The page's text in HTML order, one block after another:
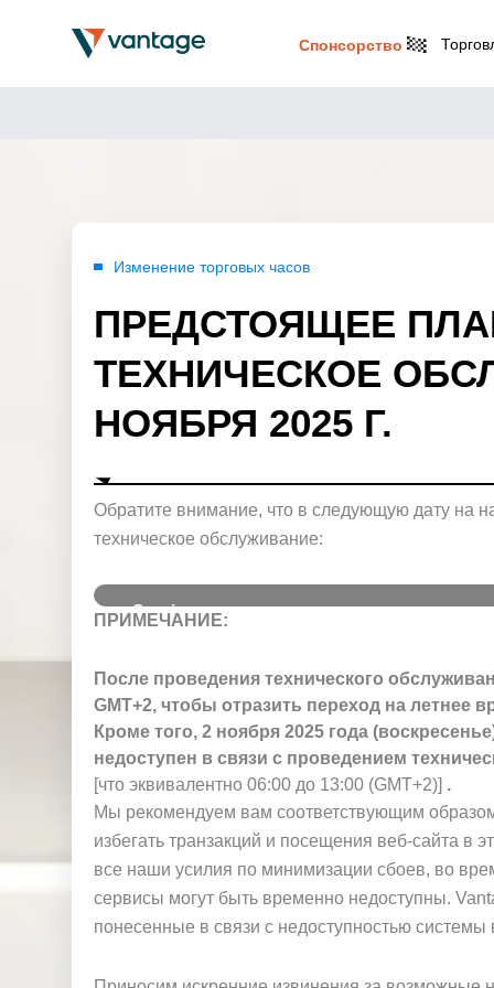
Спонсорство
Изменение торговых часов
ПРЕДСТОЯЩЕЕ
ТЕХНИЧЕСКОЕ
НОЯБРЯ 2025 Г.
Обратите внимание, что в следующую дату на
техническое обслуживание:
Services
Affected
MT4 and MT5
platforms
2 November 2025
(Sunday)
ПРИМЕЧАНИЕ:
После проведения технического
GMT+2, чтобы отразить переход на летнее
Кроме того, 2 ноября 2025 года
недоступен в связи с проведением
[что эквивалентно 06:00 до 13:00 (GMT+2)] .
Мы рекомендуем вам соответствующим
избегать транзакций и посещения веб-сайта в
все наши усилия по минимизации сбоев, во
сервисы могут быть временно недоступны.
понесенные в связи с недоступностью системы